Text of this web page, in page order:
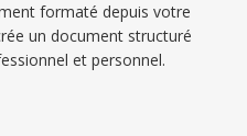
formaté depuis votre
un document structuré
et personnel.